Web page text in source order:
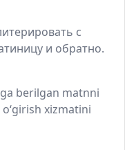
с
и обратно.
berilgan matnni
xizmatini